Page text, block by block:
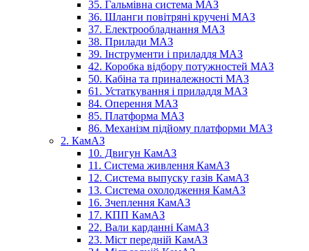
35. Гальмівна система МАЗ
36. Шланги повітряні кручені МАЗ
37. Електрообладнання МАЗ
38. Прилади МАЗ
39. Інструменти і приладдя МАЗ
42. Коробка відбору потужностей МАЗ
50. Кабіна та приналежності МАЗ
61. Устаткування і приладдя МАЗ
84. Оперення МАЗ
85. Платформа МАЗ
86. Механізм підйому платформи МАЗ
2. КамАЗ
10. Двигун КамАЗ
11. Система живлення КамАЗ
12. Система выпуску газів КамАЗ
13. Система охолодження КамАЗ
16. Зчеплення КамАЗ
17. КПП КамАЗ
22. Вали карданні КамАЗ
23. Міст передній КамАЗ